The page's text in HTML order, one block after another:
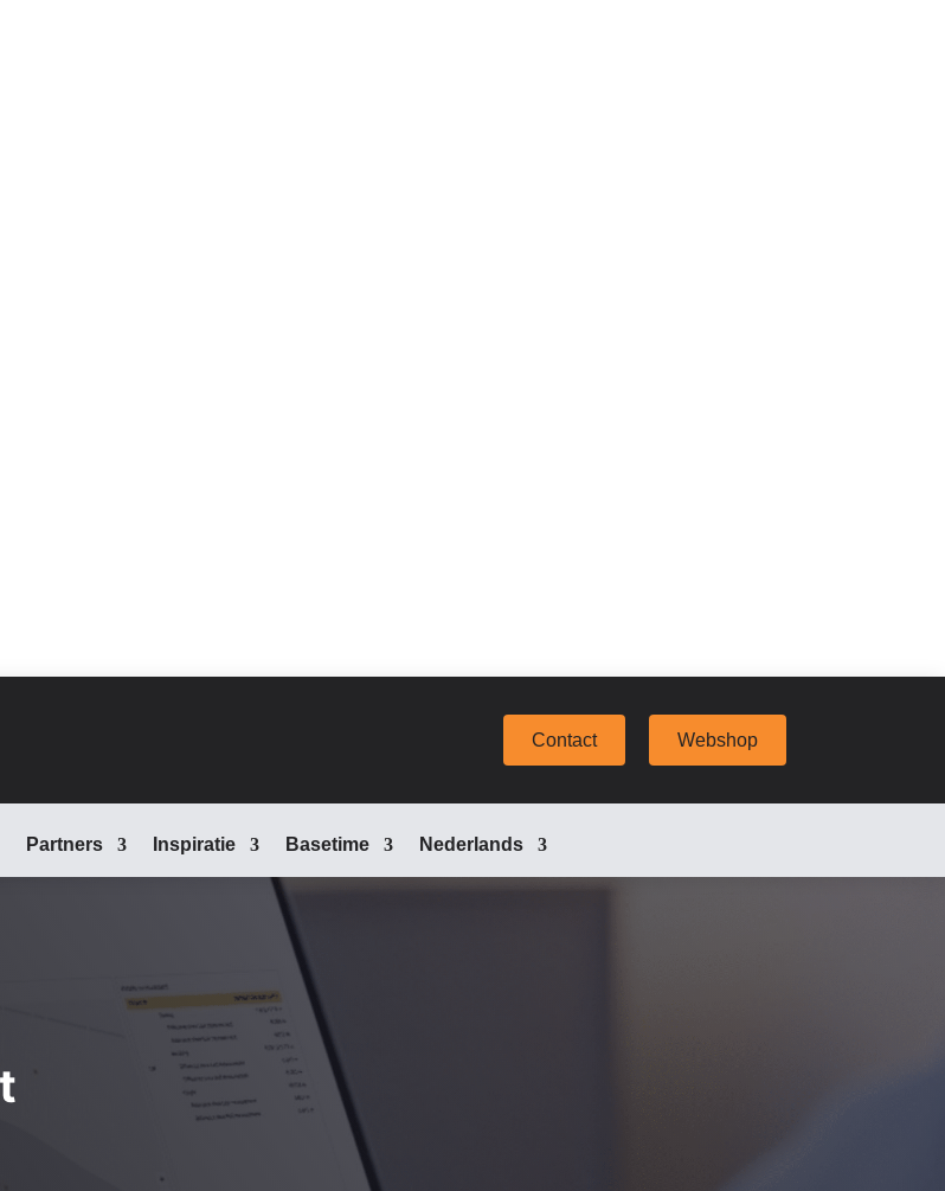
Contact Webshop
Partners Inspiratie Basetime Nederlands